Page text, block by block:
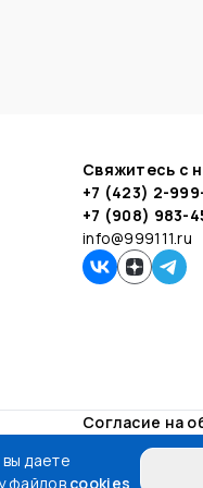
даете
файлов cookies
Свяжитесь с
+7 (423) 2-999-
+7 (908) 983-
info@999111.ru
Согласие на